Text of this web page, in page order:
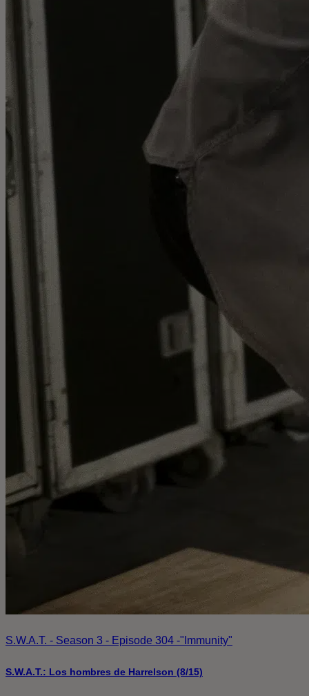
S.W.A.T. - Season 3 - Episode 304 -"Immunity"
S.W.A.T.: Los hombres de Harrelson (8/15)